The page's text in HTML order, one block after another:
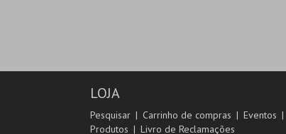
LOJA
Pesquisar Carrinho de compras Eventos
Produtos
Livro de Reclamações